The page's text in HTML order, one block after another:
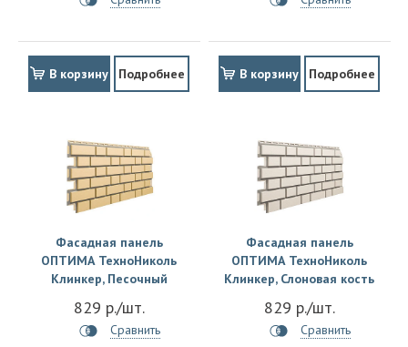
В корзину Подробнее В корзину Подробнее
Фасадная панель
ОПТИМА ТехноНиколь
Клинкер, Песочный
829 р./шт.
Сравнить
Фасадная панель
ОПТИМА ТехноНиколь
Клинкер, Слоновая кость
829 р./шт.
Сравнить